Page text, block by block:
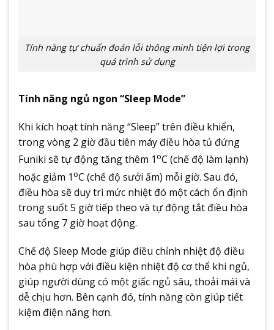
Tính năng tự chuẩn đoán lỗi thông minh tiện lợi trong
quá trình sử dụng
Tính năng ngủ ngon “Sleep Mode”
Khi kích hoạt tính năng “Sleep” trên điều khiển,
trong vòng 2 giờ đầu tiên máy điều hòa tủ đứng
Funiki sẽ tự động tăng thêm 1oC (chế độ làm lạnh)
hoặc giảm 1oC (chế độ sưởi ấm) mỗi giờ. Sau đó,
điều hòa sẽ duy trì mức nhiệt đó một cách ổn định
trong suốt 5 giờ tiếp theo và tự động tắt điều hòa
sau tổng 7 giờ hoạt động.
Chế độ Sleep Mode giúp điều chỉnh nhiệt độ điều
hòa phù hợp với điều kiện nhiệt độ cơ thể khi ngủ,
giúp người dùng có một giấc ngủ sâu, thoải mái và
dễ chịu hơn. Bên cạnh đó, tính năng còn giúp tiết
kiệm điện năng hơn.